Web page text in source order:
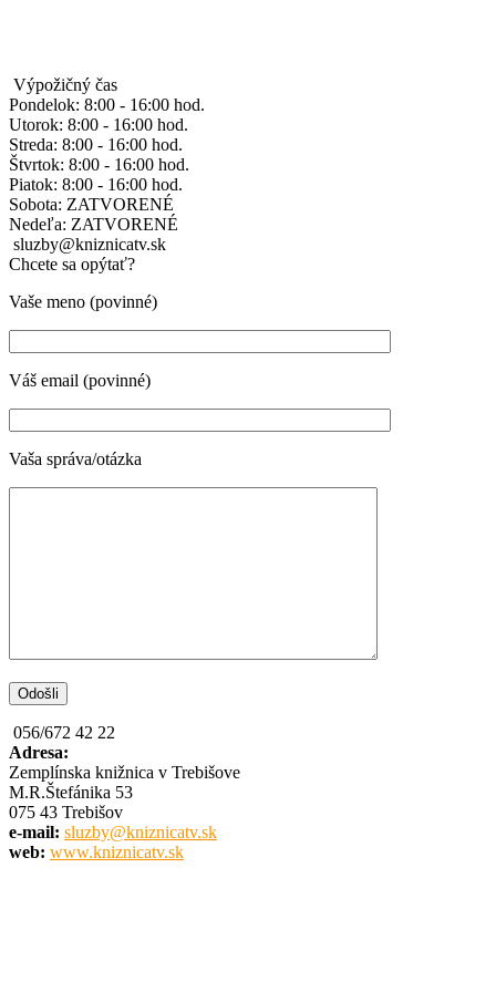
Výpožičný čas
Pondelok: 8:00 - 16:00 hod.
Utorok: 8:00 - 16:00 hod.
Streda: 8:00 - 16:00 hod.
Štvrtok: 8:00 - 16:00 hod.
Piatok: 8:00 - 16:00 hod.
Sobota: ZATVORENÉ
Nedeľa: ZATVORENÉ
sluzby@kniznicatv.sk
Chcete sa opýtať?
Vaše meno (povinné)
Váš email (povinné)
Vaša správa/otázka
056/672 42 22
Adresa:
Zemplínska knižnica v Trebišove
M.R.Štefánika 53
075 43 Trebišov
e-mail: sluzby@kniznicatv.sk
web: www.kniznicatv.sk